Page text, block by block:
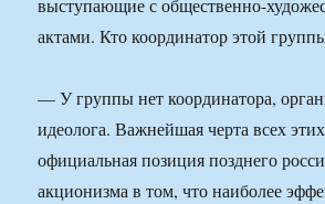
выступающие с общественно-
актами. Кто координатор этой
— У группы нет координатора,
идеолога. Важнейшая черта всех
официальная позиция позднего
акционизма в том, что наиболее